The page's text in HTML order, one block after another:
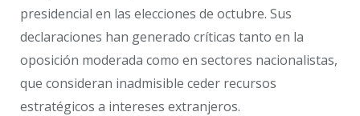
presidencial en las elecciones de octubre. Sus
declaraciones han generado críticas tanto en la
oposición moderada como en sectores nacionalistas,
que consideran inadmisible ceder recursos
estratégicos a intereses extranjeros.